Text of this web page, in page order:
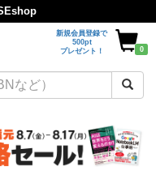
新規会員登録で
500pt
プレゼント！
0